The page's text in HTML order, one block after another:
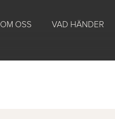
OM OSS VAD HÄNDER